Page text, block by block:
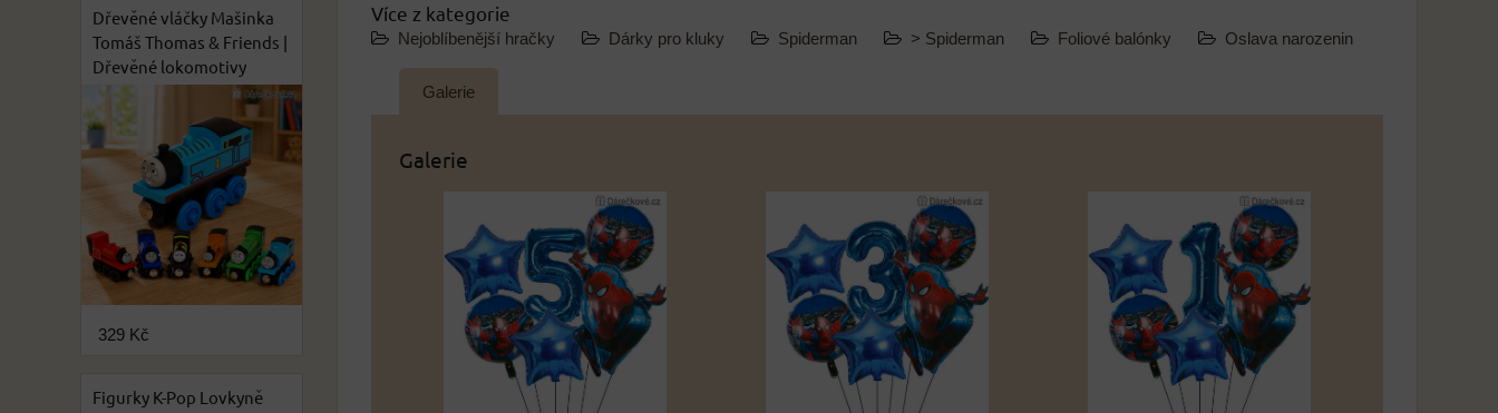
Více z kategorie
Nejoblíbenější hračky Dárky pro kluky Spiderman > Spiderman Foliové balónky Oslava narozenin
Galerie
Galerie
Dřevěné vláčky Mašinka
Tomáš Thomas & Friends |
Dřevěné lokomotivy
329 Kč
Figurky K-Pop Lovkyně